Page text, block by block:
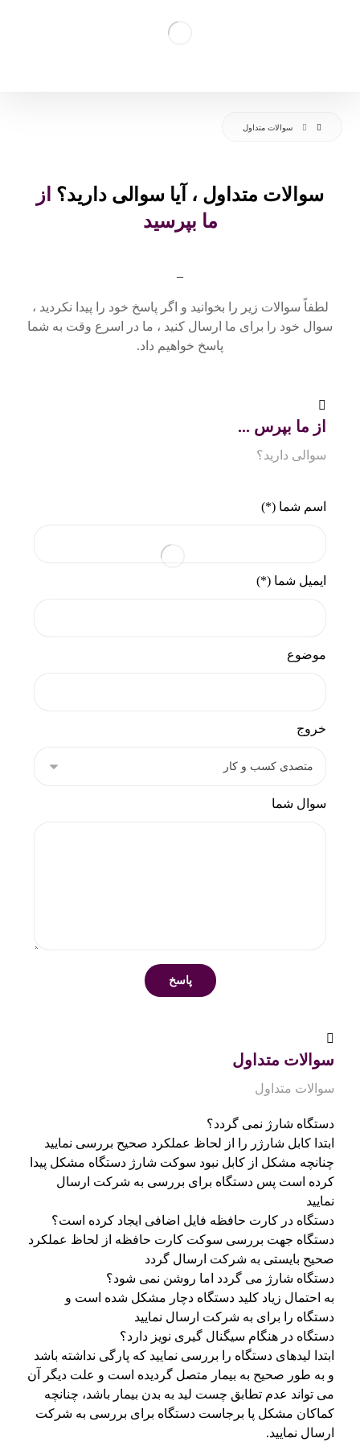
سوالات متداول
سوالات متداول ، آیا سوالی دارید؟ از
ما بپرسید
لطفاً سوالات زیر را بخوانید و اگر پاسخ خود را پیدا نکردید ،
سوال خود را برای ما ارسال کنید ، ما در اسرع وقت به شما
پاسخ خواهیم داد.
از ما بپرس ...
سوالی دارید؟
اسم شما (*)
ایمیل شما (*)
موضوع
خروج
سوال شما
سوالات متداول
سوالات متداول
دستگاه شارژ نمی گردد؟
ابتدا کابل شارژر را از لحاظ عملکرد صحیح بررسی نمایید
چنانچه مشکل از کابل نبود سوکت شارژ دستگاه مشکل پیدا
کرده است پس دستگاه برای بررسی به شرکت ارسال
نمایید
دستگاه در کارت حافظه فایل اضافی ایجاد کرده است؟
دستگاه جهت بررسی سوکت کارت حافظه از لحاظ عملکرد
صحیح بایستی به شرکت ارسال گردد
دستگاه شارژ می گردد اما روشن نمی شود؟
به احتمال زیاد کلید دستگاه دچار مشکل شده است و
دستگاه را برای به شرکت ارسال نمایید
دستگاه در هنگام سیگنال گیری نویز دارد؟
ابتدا لیدهای دستگاه را بررسی نمایید که پارگی نداشته باشد
و به طور صحیح به بیمار متصل گردیده است و علت دیگر آن
می تواند عدم تطابق چست لید به بدن بیمار باشد، چنانچه
کماکان مشکل پا برجاست دستگاه برای بررسی به شرکت
ارسال نمایید.